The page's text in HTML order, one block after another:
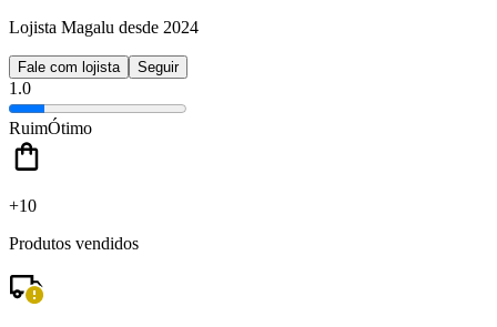
Lojista Magalu desde 2024
Fale com lojista Seguir
1.0
RuimÓtimo
+10
Produtos vendidos